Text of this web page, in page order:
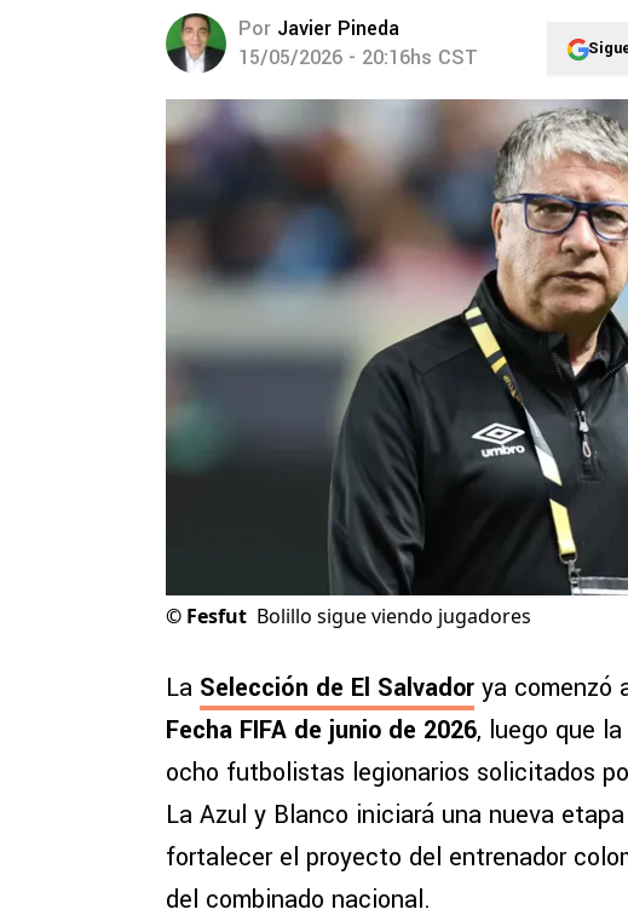
Por Javier Pineda
15/05/2026 - 20:16hs CST
© Fesfut Bolillo sigue viendo jugadores
La Selección de El Salvador ya comenzó
Fecha FIFA de junio de 2026, luego que la
ocho futbolistas legionarios solicitados
La Azul y Blanco iniciará una nueva
fortalecer el proyecto del entrenador
del combinado nacional.